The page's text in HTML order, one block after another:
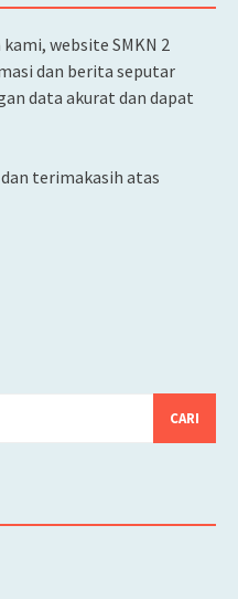
website SMKN 2
dan berita seputar
data akurat dan dapat
terimakasih atas